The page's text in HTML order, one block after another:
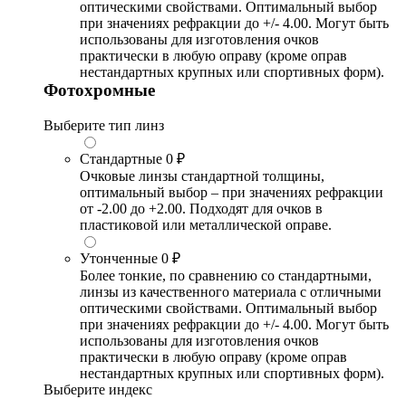
оптическими свойствами. Оптимальный выбор
при значениях рефракции до +/- 4.00. Могут быть
использованы для изготовления очков
практически в любую оправу (кроме оправ
нестандартных крупных или спортивных форм).
Фотохромные
Выберите тип линз
Стандартные 0 ₽
Очковые линзы стандартной толщины,
оптимальный выбор – при значениях рефракции
от -2.00 до +2.00. Подходят для очков в
пластиковой или металлической оправе.
Утонченные 0 ₽
Более тонкие, по сравнению со стандартными,
линзы из качественного материала с отличными
оптическими свойствами. Оптимальный выбор
при значениях рефракции до +/- 4.00. Могут быть
использованы для изготовления очков
практически в любую оправу (кроме оправ
нестандартных крупных или спортивных форм).
Выберите индекс